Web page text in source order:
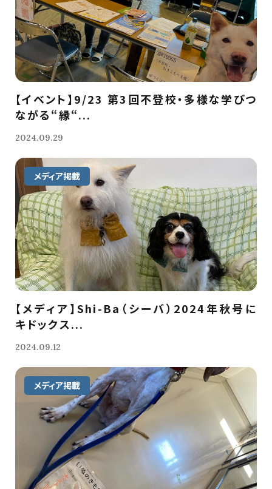
【イベント】9/23 第3回不登校・多様な学びつ
ながる“縁“...
2024.09.29
メディア掲載
【メディア】Shi-Ba（シーバ）2024年秋号に
キドックス...
2024.09.12
メディア掲載